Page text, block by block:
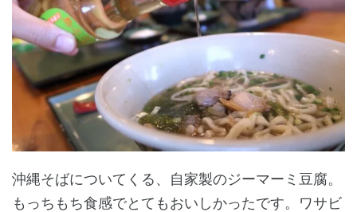
沖縄そばについてくる、自家製のジーマーミ豆腐。
もっちもち食感でとてもおいしかったです。ワサビ